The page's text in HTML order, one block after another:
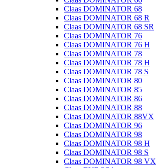
Claas DOMINATOR 68
Claas DOMINATOR 68 R
Claas DOMINATOR 68 SR
Claas DOMINATOR 76
Claas DOMINATOR 76 H
Claas DOMINATOR 78
Claas DOMINATOR 78 H
Claas DOMINATOR 78 S
Claas DOMINATOR 80
Claas DOMINATOR 85
Claas DOMINATOR 86
Claas DOMINATOR 88
Claas DOMINATOR 88VX
Claas DOMINATOR 96
Claas DOMINATOR 98
Claas DOMINATOR 98 H
Claas DOMINATOR 98 S
Claas DOMINATOR 98 VX